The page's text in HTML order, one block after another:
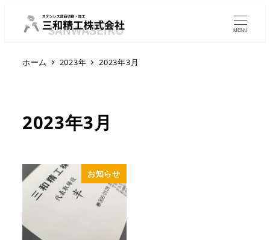
MENU
ホーム 2023年 2023年3月
2023年3月
お知らせ